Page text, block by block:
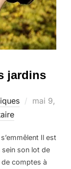
jardins
Publié
mai 9,
Il est
sein son lot de
comptes à